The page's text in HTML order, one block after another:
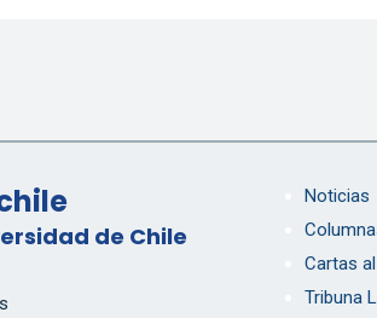
de Chile
Noticias
Cartas
Tribuna